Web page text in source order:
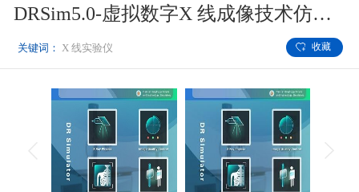
DRSim5.0-虚拟数字X 线成像技术仿真实验仪
关键词： X 线实验仪 收藏